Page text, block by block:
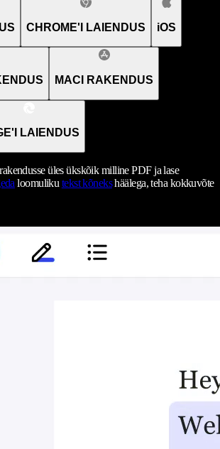
CHROME'I LAIENDUS iOS
MACI RAKENDUS
LAIENDUS
üles ükskõik milline PDF ja lase
loomuliku tekst kõnekshäälega, teha kokkuvõte